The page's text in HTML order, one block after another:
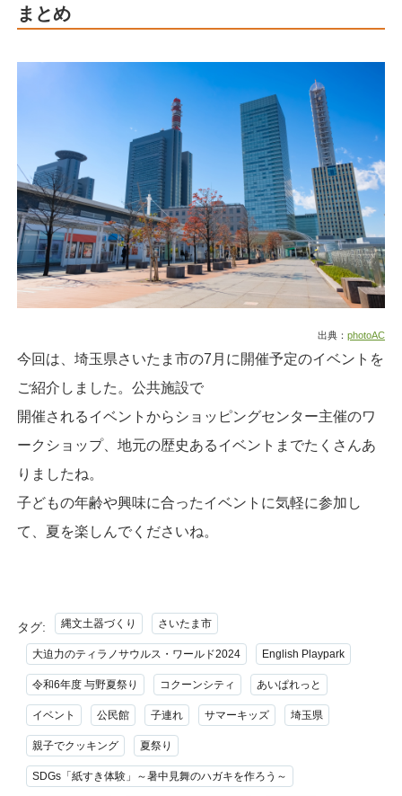
まとめ
出典：photoAC
今回は、埼玉県さいたま市の7月に開催予定のイベントを
ご紹介しました。公共施設で
開催されるイベントからショッピングセンター主催のワ
ークショップ、地元の歴史あるイベントまでたくさんあ
りましたね。
子どもの年齢や興味に合ったイベントに気軽に参加し
て、夏を楽しんでくださいね。
タグ: 縄文土器づくり さいたま市
大迫力のティラノサウルス・ワールド2024 English Playpark
令和6年度 与野夏祭り コクーンシティ あいぱれっと
イベント 公民館 子連れ サマーキッズ 埼玉県
親子でクッキング 夏祭り
SDGs「紙すき体験」～暑中見舞のハガキを作ろう～